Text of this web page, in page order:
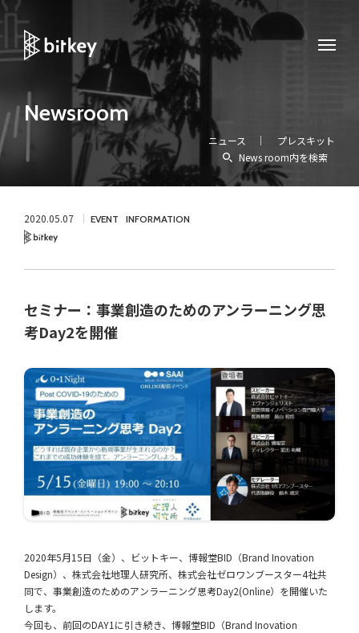
Newsroom
ニュース
プレスキット
News room内を検索
2020.05.07 EVENT INFORMATION
セミナー：事業創造のためのアンラーニング思
考Day2を開催
2020年5月15日（金）、ビットキー、博報堂BID（Brand Inovation
Design）、株式会社地理人研究所、株式会社ゼロワンブースター4社共
同で、事業創造のためのアンラーニング思考Day2(Online）を開催いた
します。
今回も、前回のDAY1に引き続き、博報堂BID（Brand Inovation